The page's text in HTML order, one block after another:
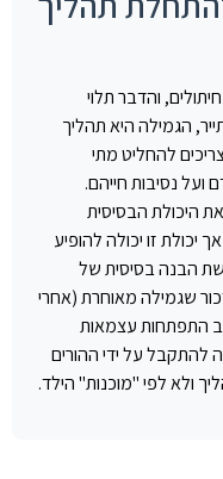
והדבר תלוי
הגמילה היא תהליך
להחליט מתי
נסיבות חייהם.
היכולת הבסיסית
גיל 18-24 חודשים, אך יכולת זו יכולה להופיע
הבנה בסיסית של
שגמילה מאוחרת (אחרי
עקב התפתחות עצמאות
להתקבל על ידי ההורים
ולא לפי "מוכנות" הילד.